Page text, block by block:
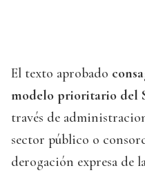
El texto aprobado
modelo prioritario del
través de
sector público o
derogación expresa de